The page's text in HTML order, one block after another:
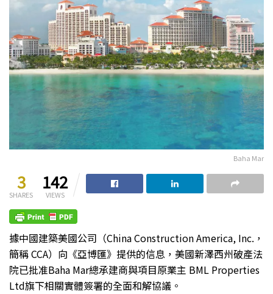
Baha Mar
3
SHARES
142
VIEWS
據中國建築美國公司（China Construction America, Inc.，
簡稱 CCA）向《亞博匯》提供的信息，美國新澤西州破產法
院已批准Baha Mar總承建商與項目原業主 BML Properties
Ltd旗下相關實體簽署的全面和解協議。